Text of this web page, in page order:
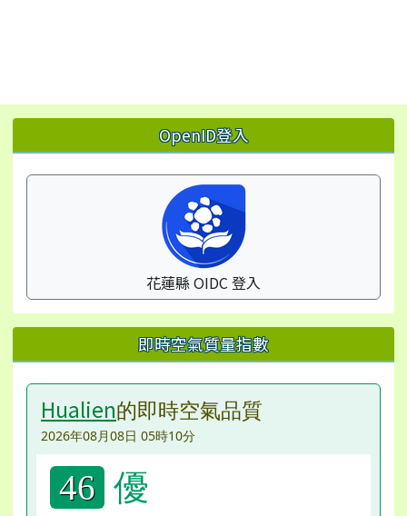
左邊區域內容 OpenID登入
花蓮縣 OIDC 登入
即時空氣質量指數
Hualien的即時空氣品質
2026年08月08日 05時10分
46 優